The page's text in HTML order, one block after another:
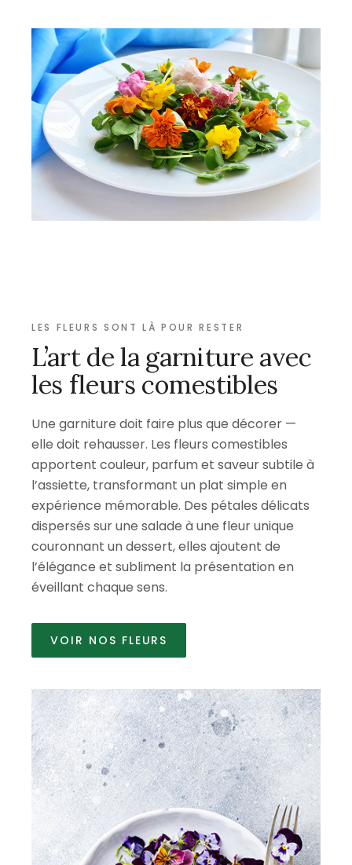
LES FLEURS SONT LÀ POUR RESTER
L’art de la garniture avec
les fleurs comestibles
Une garniture doit faire plus que décorer —
elle doit rehausser. Les fleurs comestibles
apportent couleur, parfum et saveur subtile à
l’assiette, transformant un plat simple en
expérience mémorable. Des pétales délicats
dispersés sur une salade à une fleur unique
couronnant un dessert, elles ajoutent de
l’élégance et subliment la présentation en
éveillant chaque sens.
VOIR NOS FLEURS